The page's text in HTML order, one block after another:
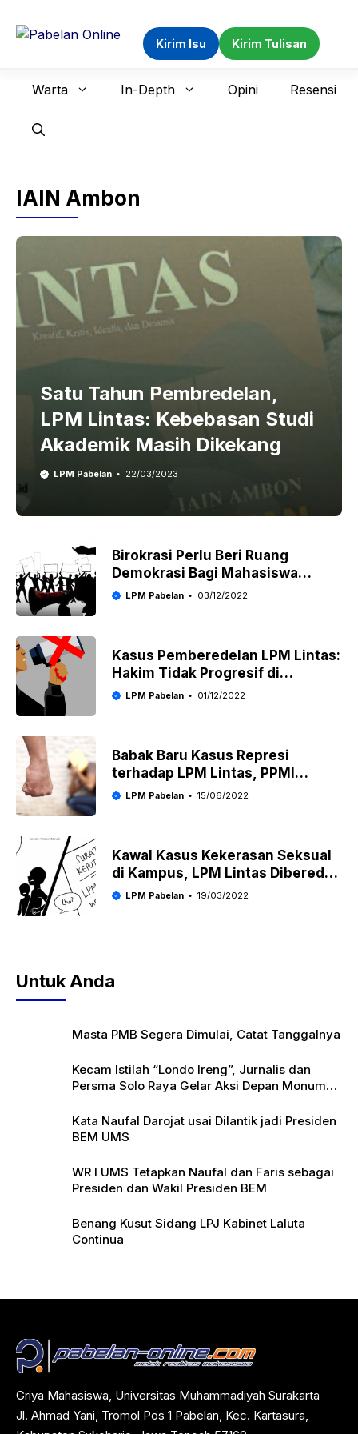
Kirim Isu Kirim Tulisan
Warta In-Depth Opini Resensi
IAIN Ambon
Satu Tahun Pembredelan,
LPM Lintas: Kebebasan Studi
Akademik Masih Dikekang
LPM Pabelan 22/03/2023
Birokrasi Perlu Beri Ruang
Demokrasi Bagi Mahasiswa
Ketimbang Intimidasi
LPM Pabelan 03/12/2022
Kasus Pemberedelan LPM Lintas:
Hakim Tidak Progresif di
Persidangan, Rencana Ajukan
LPM Pabelan 01/12/2022
Babak Baru Kasus Represi
terhadap LPM Lintas, PPMI
Nasional Gelar Diskusi
LPM Pabelan 15/06/2022
Kawal Kasus Kekerasan Seksual
di Kampus, LPM Lintas Diberedel
Rektorat
LPM Pabelan 19/03/2022
Untuk Anda
Masta PMB Segera Dimulai, Catat Tanggalnya
Kecam Istilah “Londo Ireng”, Jurnalis dan
Persma Solo Raya Gelar Aksi Depan Monumen
Kata Naufal Darojat usai Dilantik jadi Presiden
BEM UMS
WR I UMS Tetapkan Naufal dan Faris sebagai
Presiden dan Wakil Presiden BEM
Benang Kusut Sidang LPJ Kabinet Laluta
Continua
Griya Mahasiswa, Universitas Muhammadiyah Surakarta
Jl. Ahmad Yani, Tromol Pos 1 Pabelan, Kec. Kartasura,